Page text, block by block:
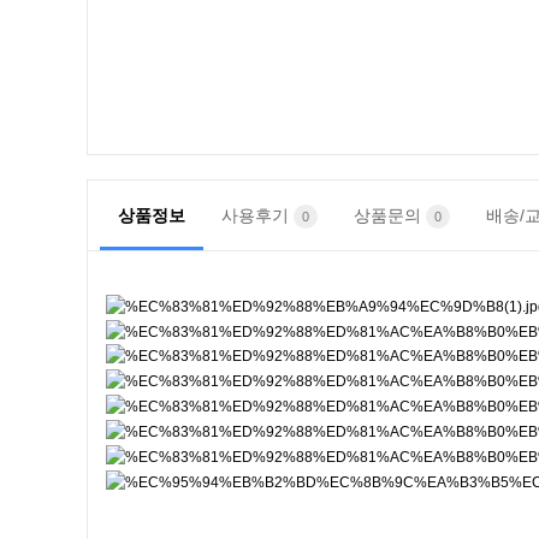
상품정보 사용후기 0 상품문의 0 배송/